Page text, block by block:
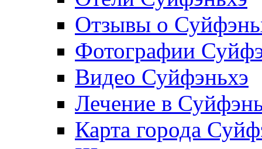
Отзывы о
Фотографии
Видео Суйфэньхэ
Лечение в
Карта города